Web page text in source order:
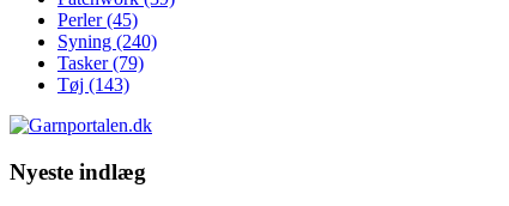
Perler(45)
Syning (240)
Tasker(79)
Tøj (143)
Nyeste indlæg